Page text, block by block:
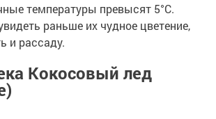
температуры превысят 5°С.
раньше их чудное цветение,
и рассаду.
Кокосовый лед